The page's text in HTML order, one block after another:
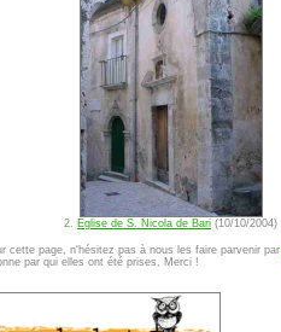
2. Eglise de S. Nicola de Bari (10/10/2004)
cette page, n'hésitez pas à nous les faire parvenir par
par qui elles ont été prises, Merci !